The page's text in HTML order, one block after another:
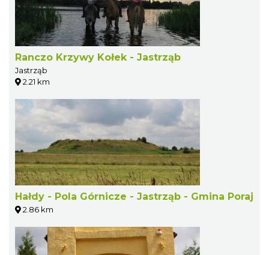
Ranczo Krzywy Kołek - Jastrząb
Jastrząb
2.21 km
Hałdy - Pola Górnicze - Jastrząb - Gmina Poraj
2.86 km